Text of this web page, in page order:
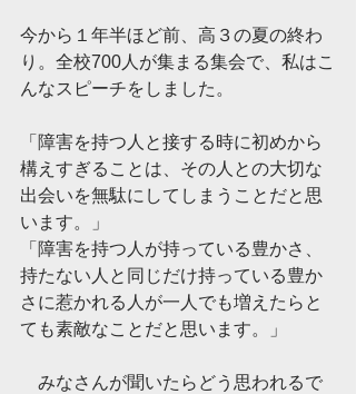
今から１年半ほど前、高３の夏の終わ
り。全校700人が集まる集会で、私はこ
んなスピーチをしました。
「障害を持つ人と接する時に初めから
構えすぎることは、その人との大切な
出会いを無駄にしてしまうことだと思
います。」
「障害を持つ人が持っている豊かさ、
持たない人と同じだけ持っている豊か
さに惹かれる人が一人でも増えたらと
ても素敵なことだと思います。」
みなさんが聞いたらどう思われるで